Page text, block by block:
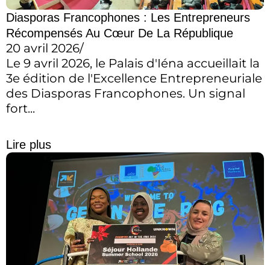
Diasporas Francophones : Les Entrepreneurs
Récompensés Au Cœur De La République
20 avril 2026/
Le 9 avril 2026, le Palais d'Iéna accueillait la
3e édition de l'Excellence Entrepreneuriale
des Diasporas Francophones. Un signal
fort...
Lire plus